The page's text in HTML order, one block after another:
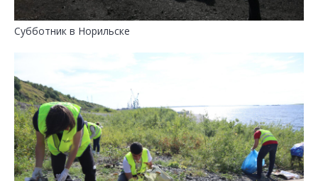
Субботник в Норильске